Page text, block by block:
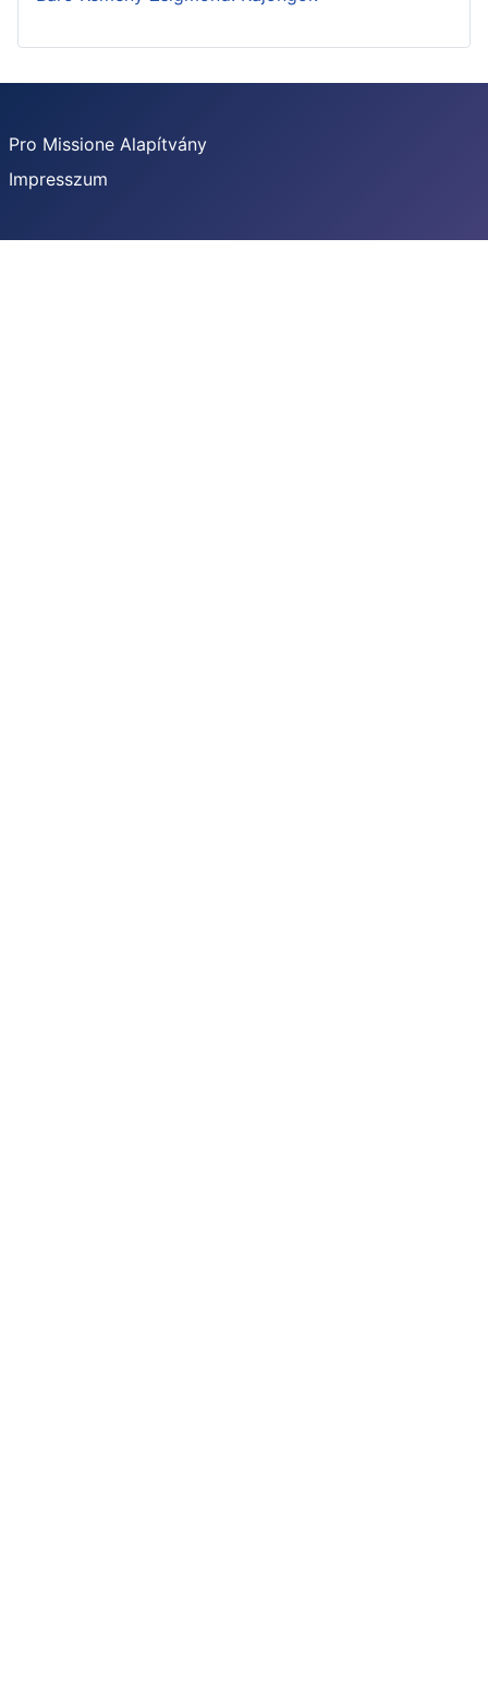
Pro Missione Alapítvány
Impresszum